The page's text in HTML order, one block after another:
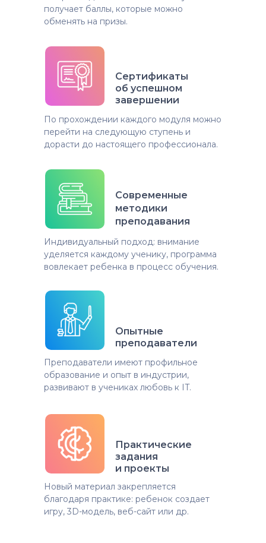
получает баллы, которые можно
обменять на призы.
Практические
задания
и проекты
Новый материал закрепляется
благодаря практике: ребенок создает
игру, 3D-модель, веб-сайт или др.
Сертификаты
об успешном
завершении
По прохождении каждого модуля можно
перейти на следующую ступень и
дорасти до настоящего профессионала.
Опытные
преподаватели
Преподаватели имеют профильное
образование и опыт в индустрии,
развивают в учениках любовь к IT.
Современные
методики
преподавания
Индивидуальный подход: внимание
уделяется каждому ученику, программа
вовлекает ребенка в процесс обучения.